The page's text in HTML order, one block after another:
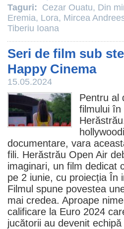
Taguri: Cezar Ouatu, Din
Eremia, Lora, Mircea
Tiberiu Ioana
Seri de film sub
Happy Cinema
15.05.2024
Pentru al
filmului în
documentare, vara
fili. Herăstrău Open Air
imaginari, un film dedicat
pe 2 iunie, cu proiecția În
Filmul spune povestea
mai credea. Aproape
calificare la Euro 2024
jucătorii au devenit